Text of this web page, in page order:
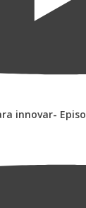
innovar-